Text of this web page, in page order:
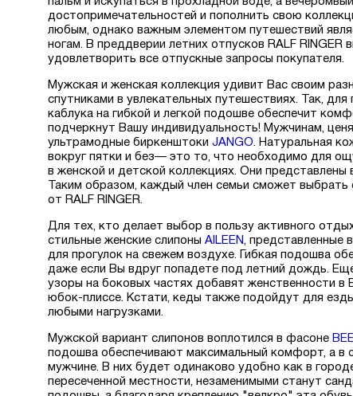
Аутлет
Адреса магазинов
достопримечательностей и пополнить свою
любым, однако важным элементом путешествий
ногам. В преддверии летних отпусков RALF
удовлетворить все отпускные запросы покупателя.
Мужская и женская коллекция удивит Вас своим
спутниками в увлекательных путешествиях. Так,
каблука на гибкой и легкой подошве обеспечит
подчеркнут Вашу индивидуальность! Мужчинам,
ультрамодные биркенштоки JANGO. Натуральная
вокруг пятки и без— это то, что необходимо для
в женской и детской коллекциях. Они
Таким образом, каждый член семьи сможет
от RALF RINGER.
Для тех, кто делает выбор в пользу активного
стильные женские слипоны AILEEN, представленные
для прогулок на свежем воздухе. Гибкая подошва
даже если Вы вдруг попадете под летний дождь.
узоры на боковых частях добавят женственности
юбок-плиссе. Кстати, кеды также подойдут для
любыми нагрузками.
Мужской вариант слипонов воплотился в фасоне
подошва обеспечивают максимальный комфорт, а в
мужчине. В них будет одинаково удобно как в
пересеченной местности, незаменимыми станут